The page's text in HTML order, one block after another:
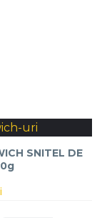
uri
SNITEL DE